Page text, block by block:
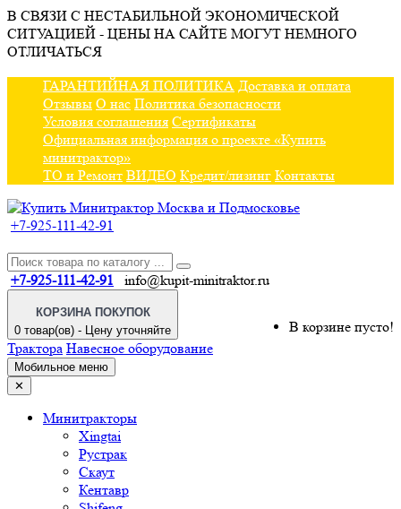
В СВЯЗИ С НЕСТАБИЛЬНОЙ ЭКОНОМИЧЕСКОЙ
СИТУАЦИЕЙ - ЦЕНЫ НА САЙТЕ МОГУТ НЕМНОГО
ОТЛИЧАТЬСЯ
ГАРАНТИЙНАЯ ПОЛИТИКА Доставка и оплата
Отзывы О нас Политика безопасности
Условия соглашения Сертификаты
Официальная информация о проекте «Купить
минитрактор»
ТО и Ремонт ВИДЕО Кредит/лизинг Контакты
+7-925-111-42-91
+7-925-111-42-91 info@kupit-minitraktor.ru
КОРЗИНА ПОКУПОК
0 товар(ов) - Цену уточняйте
В корзине пусто!
Трактора Навесное оборудование
Мобильное меню
✕
Минитракторы
Xingtai
Рустрак
Скаут
Кентавр